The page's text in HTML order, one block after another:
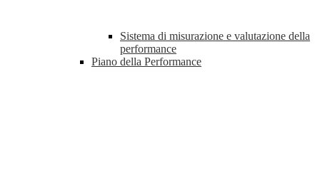
Sistema di misurazione e valutazione della
performance
Piano della Performance